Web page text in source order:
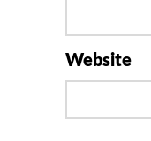
Website